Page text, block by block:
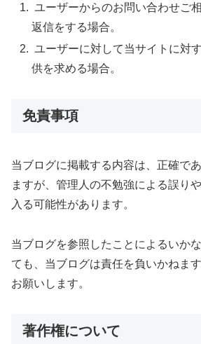
ユーザーからのお問い合わせご
返信をする場合。
ユーザーに対して当サイトに対
供を求める場合。
免責事項
当ブログに掲載する内容は、正確で
ますが、管理人の不勉強による誤り
入る可能性があります。
当ブログを参照したことによるいか
ても、当ブログは責任を負いかねま
お願いします。
著作権について